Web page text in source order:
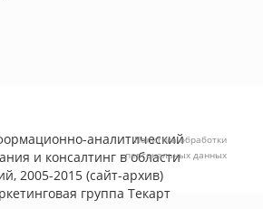
аналитический
и консалтинг в области
2005-2015 (сайт-архив)
группа Текарт
Политика обработки
персональных данных